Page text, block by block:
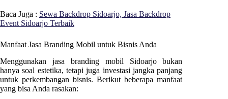
Baca Juga : Sewa Backdrop Sidoarjo, Jasa Backdrop
Event Sidoarjo Terbaik
Manfaat Jasa Branding Mobil untuk Bisnis Anda
Menggunakan jasa branding mobil Sidoarjo bukan
hanya soal estetika, tetapi juga investasi jangka panjang
untuk perkembangan bisnis. Berikut beberapa manfaat
yang bisa Anda rasakan: